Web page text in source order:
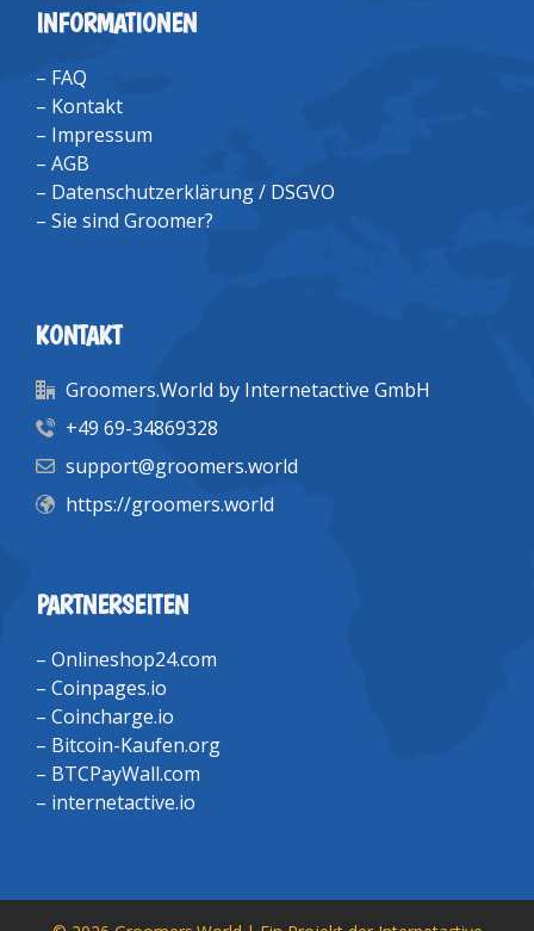
INFORMATIONEN
– FAQ
– Kontakt
– Impressum
– AGB
– Datenschutzerklärung / DSGVO
– Sie sind Groomer?
KONTAKT
Groomers.World by Internetactive GmbH
+49 69-34869328
support@groomers.world
https://groomers.world
PARTNERSEITEN
– Onlineshop24.com
– Coinpages.io
– Coincharge.io
– Bitcoin-Kaufen.org
– BTCPayWall.com
– internetactive.io